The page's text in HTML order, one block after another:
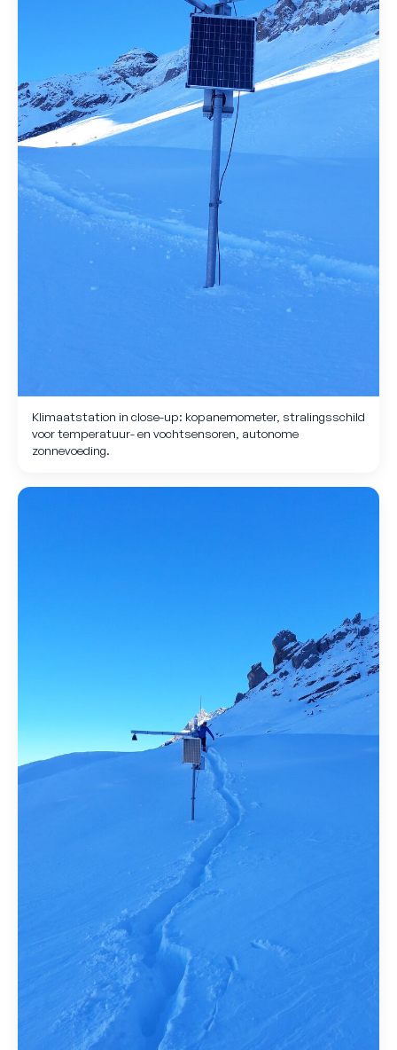
Klimaatstation in close-up: kopanemometer, stralings­schild
voor temperatuur- en vochtsensoren, autonome
zonnevoeding.